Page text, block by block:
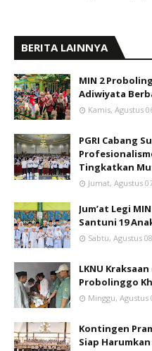
BERITA LAINNYA
MIN 2
Adiwiyata
Kamis, Agustus
PGRI Cabang
Tingkatkan
Jumat, Agustus
Jum’at Legi
Santuni 19
Sabtu, Agustus
LKNU
Probolinggo
Minggu, Agustus
Kontingen
Siap